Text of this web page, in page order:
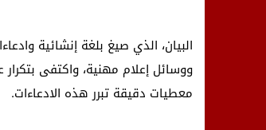
البيان، الذي صيغ بلغة إنشائية
ووسائل إعلام مهنية، واكتفى
معطيات دقيقة تبرر هذه الادعاءات.